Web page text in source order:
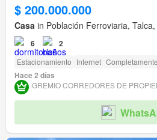
$ 200.000.000
Casa in Población Ferroviaria,
6 2
Estacionamiento Internet
Hace 2 días